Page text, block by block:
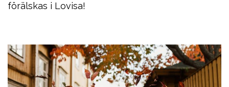
förälskas i Lovisa!